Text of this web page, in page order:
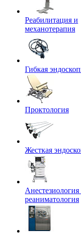
Реабилитация и
механотерапия
Гибкая
Проктология
Жесткая
Анестезиология
реаниматология